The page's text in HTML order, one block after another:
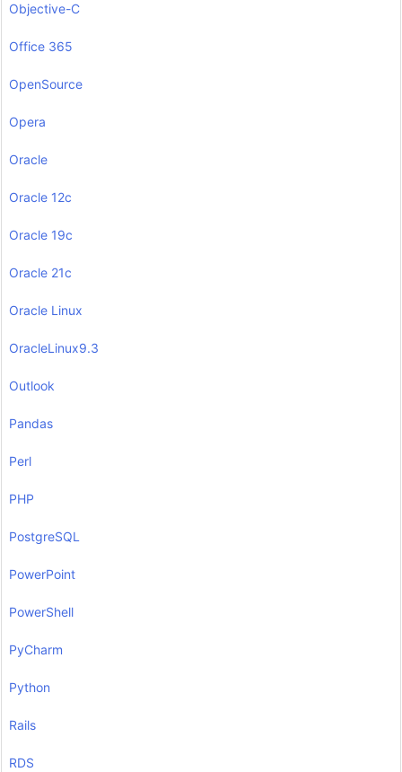
Objective-C
Office 365
OpenSource
Opera
Oracle
Oracle 12c
Oracle 19c
Oracle 21c
Oracle Linux
OracleLinux9.3
Outlook
Pandas
Perl
PHP
PostgreSQL
PowerPoint
PowerShell
PyCharm
Python
Rails
RDS